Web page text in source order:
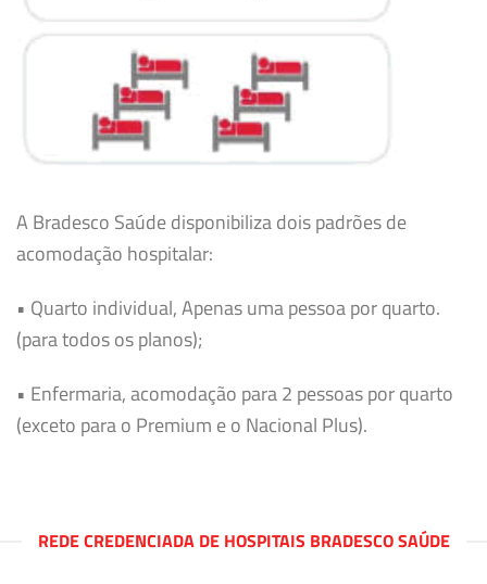
A Bradesco Saúde disponibiliza dois padrões de
acomodação hospitalar:
• Quarto individual, Apenas uma pessoa por quarto.
(para todos os planos);
• Enfermaria, acomodação para 2 pessoas por quarto
(exceto para o Premium e o Nacional Plus).
REDE CREDENCIADA DE HOSPITAIS BRADESCO SAÚDE